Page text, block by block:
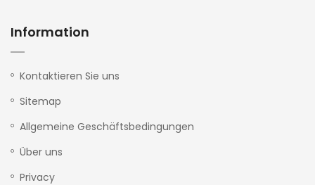
Information
Kontaktieren Sie uns
Sitemap
Allgemeine Geschäftsbedingungen
Über uns
Privacy